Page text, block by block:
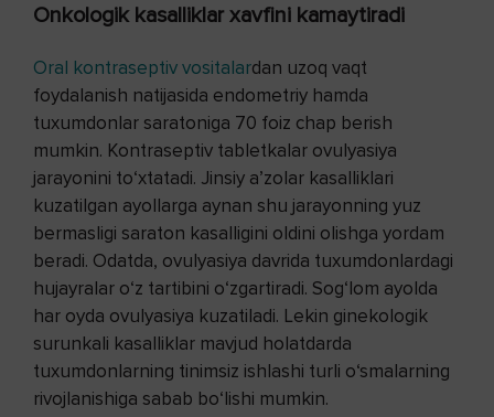
Onkologik kasalliklar xavfini kamaytiradi
Oral kontraseptiv vositalardan uzoq vaqt
foydalanish natijasida endometriy hamda
tuxumdonlar saratoniga 70 foiz chap berish
mumkin. Kontraseptiv tabletkalar ovulyasiya
jarayonini to‘xtatadi. Jinsiy a’zolar kasalliklari
kuzatilgan ayollarga aynan shu jarayonning yuz
bermasligi saraton kasalligini oldini olishga yordam
beradi. Odatda, ovulyasiya davrida tuxumdonlardagi
hujayralar o‘z tartibini o‘zgartiradi. Sog‘lom ayolda
har oyda ovulyasiya kuzatiladi. Lekin ginekologik
surunkali kasalliklar mavjud holatdarda
tuxumdonlarning tinimsiz ishlashi turli o‘smalarning
rivojlanishiga sabab bo‘lishi mumkin.